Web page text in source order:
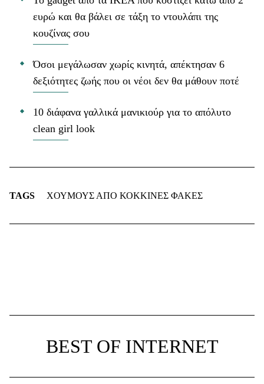
ευρώ και θα βάλει σε τάξη το ντουλάπι της
κουζίνας σου
Όσοι μεγάλωσαν χωρίς κινητά, απέκτησαν 6
δεξιότητες ζωής που οι νέοι δεν θα μάθουν ποτέ
10 διάφανα γαλλικά μανικιούρ για το απόλυτο
clean girl look
TAGS ΧΟΥΜΟΥΣ ΑΠΟ ΚΟΚΚΙΝΕΣ ΦΑΚΕΣ
BEST OF INTERNET